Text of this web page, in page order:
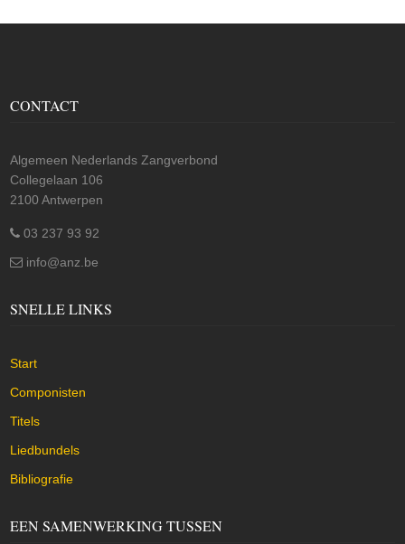
CONTACT
Algemeen Nederlands Zangverbond
Collegelaan 106
2100 Antwerpen
03 237 93 92
info@anz.be
SNELLE LINKS
Start
Componisten
Titels
Liedbundels
Bibliografie
EEN SAMENWERKING TUSSEN